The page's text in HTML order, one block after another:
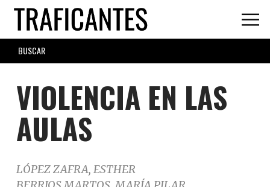
Skip
main
content
SEARCH
FORM
VIOLENCIA EN LAS
AULAS
LÓPEZ ZAFRA, ESTHER